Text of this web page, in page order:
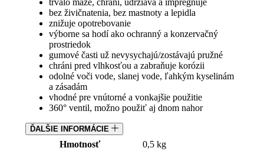
bez živičnatenia, bez mastnoty a lepidla
znižuje opotrebovanie
výborne sa hodí ako ochranný a konzervačný
prostriedok
gumové časti už nevysychajú/zostávajú pružné
chráni pred vlhkosťou a zabraňuje korózii
odolné voči vode, slanej vode, ľahkým kyselinám
a zásadám
vhodné pre vnútorné a vonkajšie použitie
360° ventil, možno použiť aj dnom nahor
ĎALŠIE INFORMÁCIE
Hmotnosť 0,5 kg